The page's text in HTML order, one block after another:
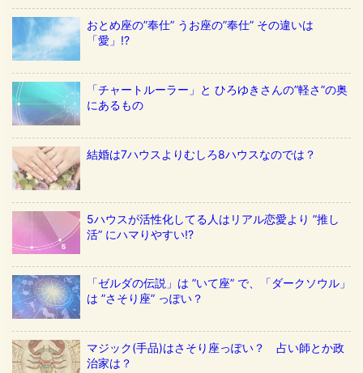
おとめ座の”奉仕” うお座の”奉仕” その違いは
「愛」!?
「チャートルーラー」と ひろゆきさんの”軽さ”の奥
にあるもの
結婚は7ハウスよりむしろ8ハウスなのでは？
5ハウスが活性化してる人はリアル恋愛より ”推し
活” にハマりやすい!?
「ゼルダの伝説」は ”いて座” で、「ダークソウル」
は ”さそり座” っぽい？
マジック(手品)はさそり座っぽい？ 占い師とか政
治家は？